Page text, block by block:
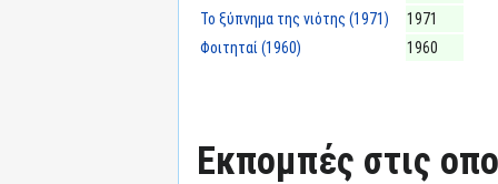
Το ξύπνημα της νιότης (1971)
1971
Φοιτηταί (1960)
1960
Εκπομπές στις